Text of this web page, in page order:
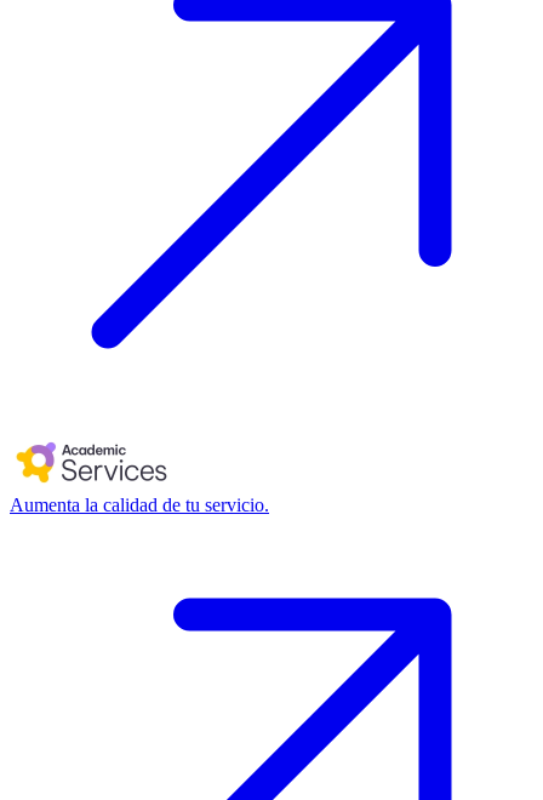
Aumenta la calidad de tu servicio.